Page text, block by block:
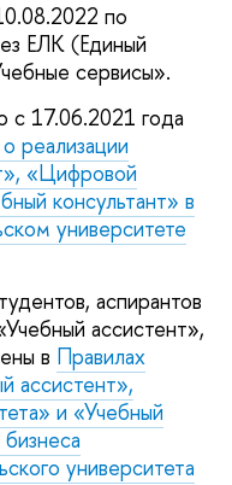
по
ЕЛК (Единый
сервисы».
с 17.06.2021 года
реализации
«Цифровой
консультант» в
университете
аспирантов
ассистент»,
в Правилах
ассистент»,
и «Учебный
университета